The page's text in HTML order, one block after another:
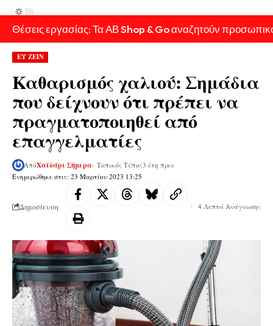
Θέσεις εργασίας: Τα ΑΒ Shop & Go αναζητούν
ΕΥ ΖΕΙΝ
Καθαρισμός χαλιού: Σημάδια
που δείχνουν ότι πρέπει να
πραγματοποιηθεί από
επαγγελματίες
Ενημερώθηκε στις: 23 Μαρτίου 2023 13:25
ΑπόΧαϊδάρι Σήμερα- Τοπικός Τύπος3 έτη πριν
Δημοσίευση 4 Λεπτά Ανάγνωσης